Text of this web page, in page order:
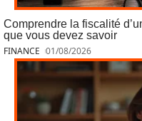
Comprendre la fiscalité
que vous devez savoir
FINANCE 01/08/2026